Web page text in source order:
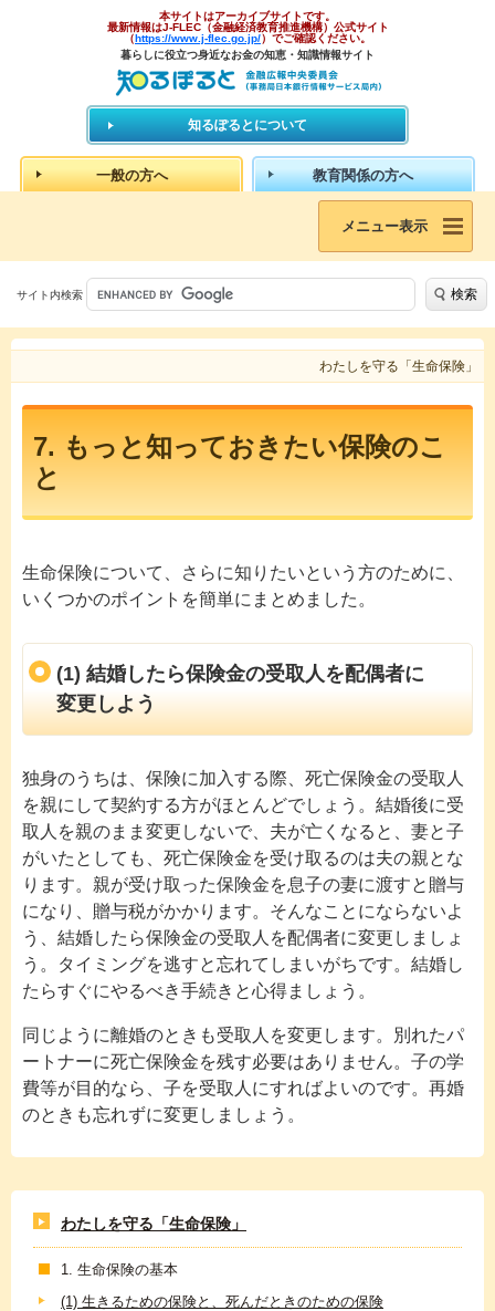
本サイトはアーカイブサイトです。
最新情報はJ-FLEC（金融経済教育推進機構）公式サイト
（https://www.j-flec.go.jp/）でご確認ください。
暮らしに役立つ身近なお金の知恵・知識情報サイト
知るぽるとについて
一般の方へ 教育関係の方へ
メニュー表示
サイト内検索 検索
わたしを守る「生命保険」
7. もっと知っておきたい保険のこ
と
生命保険について、さらに知りたいという方のために、
いくつかのポイントを簡単にまとめました。
(1) 結婚したら保険金の受取人を配偶者に
変更しよう
独身のうちは、保険に加入する際、死亡保険金の受取人
を親にして契約する方がほとんどでしょう。結婚後に受
取人を親のまま変更しないで、夫が亡くなると、妻と子
がいたとしても、死亡保険金を受け取るのは夫の親とな
ります。親が受け取った保険金を息子の妻に渡すと贈与
になり、贈与税がかかります。そんなことにならないよ
う、結婚したら保険金の受取人を配偶者に変更しましょ
う。タイミングを逃すと忘れてしまいがちです。結婚し
たらすぐにやるべき手続きと心得ましょう。
同じように離婚のときも受取人を変更します。別れたパ
ートナーに死亡保険金を残す必要はありません。子の学
費等が目的なら、子を受取人にすればよいのです。再婚
のときも忘れずに変更しましょう。
わたしを守る「生命保険」
1. 生命保険の基本
(1) 生きるための保険と、死んだときのための保険